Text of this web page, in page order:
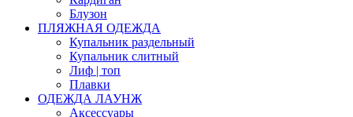
Блузон
ПЛЯЖНАЯ ОДЕЖДА
Купальник раздельный
Купальник слитный
Лиф | топ
Плавки
ОДЕЖДА ЛАУНЖ
Аксессуары